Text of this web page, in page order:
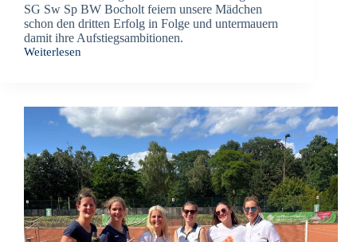
SG Sw Sp BW Bocholt feiern unsere Mädchen
schon den dritten Erfolg in Folge und untermauern
damit ihre Aufstiegsambitionen.
Weiterlesen
Starke
Juniorinnen!